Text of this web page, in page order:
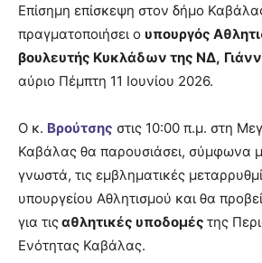
Επίσημη επίσκεψη στον δήμο
πραγματοποιήσει ο υπουργός
βουλευτής Κυκλάδων της ΝΔ,
αύριο Πέμπτη 11 Ιουνίου 2026.
Ο κ. Βρούτσης στις 10:00 π.μ. στη
Καβάλας θα παρουσιάσει, σύμφωνα
γνωστά, τις εμβληματικές
υπουργείου Αθλητισμού και θα
για τιςαθλητικές υποδομές της
Ενότητας Καβάλας.